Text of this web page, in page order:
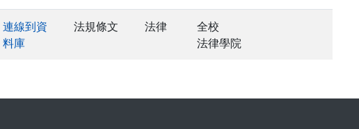
連線到資
料庫
法規條文 法律
全校
法律學院